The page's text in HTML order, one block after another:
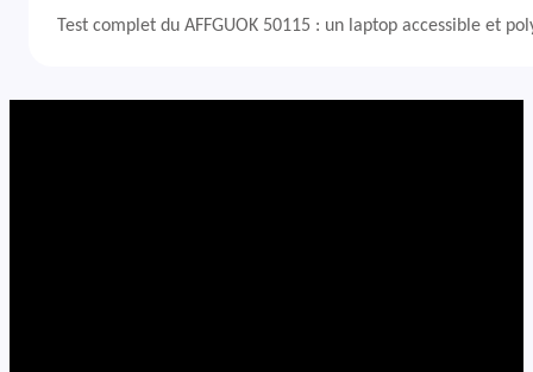
Test complet du AFFGUOK 50115 : un laptop accessible